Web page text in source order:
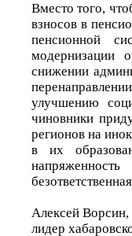
Вместо того,
взносов в
пенсионной
модернизации
снижении
улучшению
чиновники
регионов на
в их
Алексей Ворсин,
лидер